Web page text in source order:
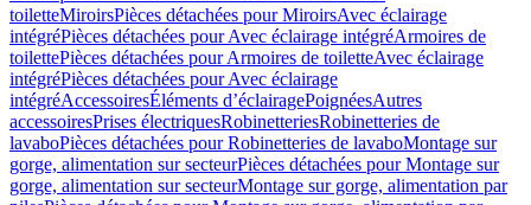
toiletteMiroirsPièces détachées pour MiroirsAvec éclairage
intégréPièces détachées pour Avec éclairage intégréArmoires de
toilettePièces détachées pour Armoires de toiletteAvec éclairage
intégréPièces détachées pour Avec éclairage
intégréAccessoiresÉléments d’éclairagePoignéesAutres
accessoiresPrises électriquesRobinetteriesRobinetteries de
lavaboPièces détachées pour Robinetteries de lavaboMontage sur
gorge, alimentation sur secteurPièces détachées pour Montage sur
gorge, alimentation sur secteurMontage sur gorge, alimentation par